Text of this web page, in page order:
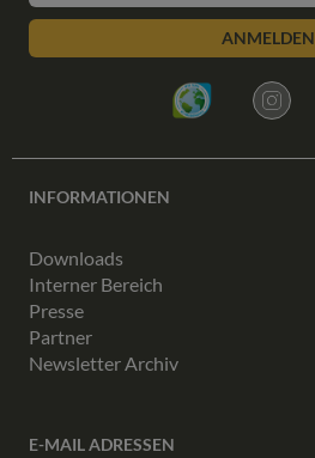
ANMELDEN
INFORMATIONEN
Downloads
Interner Bereich
Presse
Partner
Newsletter Archiv
E-MAIL ADRESSEN